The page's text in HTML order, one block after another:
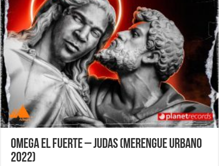
Omega El Fuerte – Judas (Merengue Urbano
2022)